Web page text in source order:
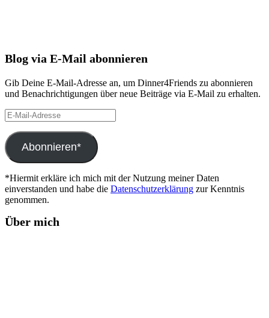
Blog via E-Mail abonnieren
Gib Deine E-Mail-Adresse an, um Dinner4Friends zu abonnieren
und Benachrichtigungen über neue Beiträge via E-Mail zu erhalten.
E-
Mail-
Adresse
Abonnieren*
*Hiermit erkläre ich mich mit der Nutzung meiner Daten
einverstanden und habe die Datenschutzerklärung zur Kenntnis
genommen.
Über mich